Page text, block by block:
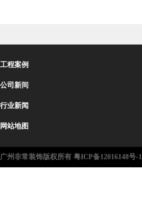
工程案例
公司新间
行业新闻
网站地图
广州非常装饰版权所有 粤ICP备12016148号-1